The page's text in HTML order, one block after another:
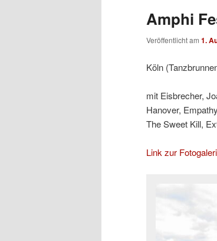
Amphi
Veröffentlicht am 1.
Köln
mit Eisbrecher,
Hanover,
The Sweet Kill,
Link zur